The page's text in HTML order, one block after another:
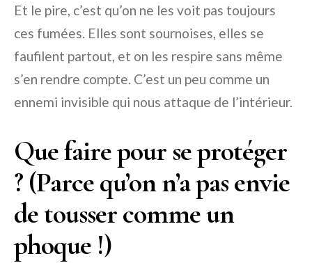
Et le pire, c’est qu’on ne les voit pas toujours
ces fumées. Elles sont sournoises, elles se
faufilent partout, et on les respire sans même
s’en rendre compte. C’est un peu comme un
ennemi invisible qui nous attaque de l’intérieur.
Que faire pour se protéger
? (Parce qu’on n’a pas envie
de tousser comme un
phoque !)